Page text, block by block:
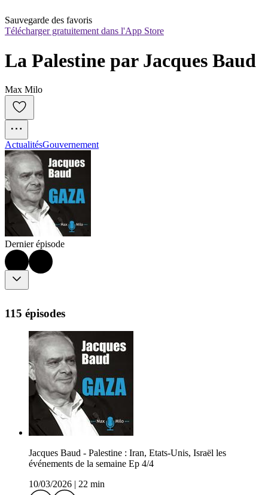
Sauvegarde des favoris
Télécharger gratuitement dans l'App Store
La Palestine par Jacques Baud
Max Milo
ActualitésGouvernement
Dernier épisode
115 épisodes
Jacques Baud - Palestine : Iran, Etats-Unis, Israël les
événements de la semaine Ep 4/4
10/03/2026
22 min